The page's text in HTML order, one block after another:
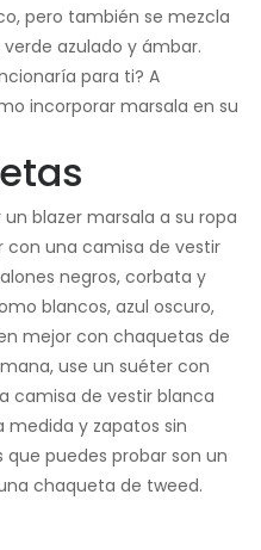
pero también se mezcla
azulado y ámbar.
para ti? A
incorporar marsala en su
blazer marsala a su ropa
con una camisa de vestir
negros, corbata y
blancos, azul oscuro,
mejor con chaquetas de
use un suéter con
camisa de vestir blanca
medida y zapatos sin
que puedes probar son un
chaqueta de tweed.